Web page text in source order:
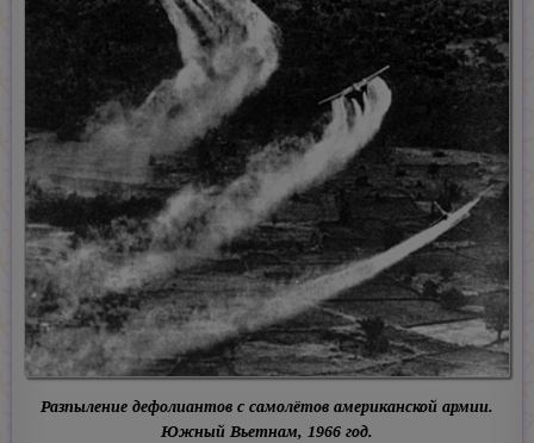
Разпыление дефолиантов с самолётов американской армии.
Южный Вьетнам, 1966 год.